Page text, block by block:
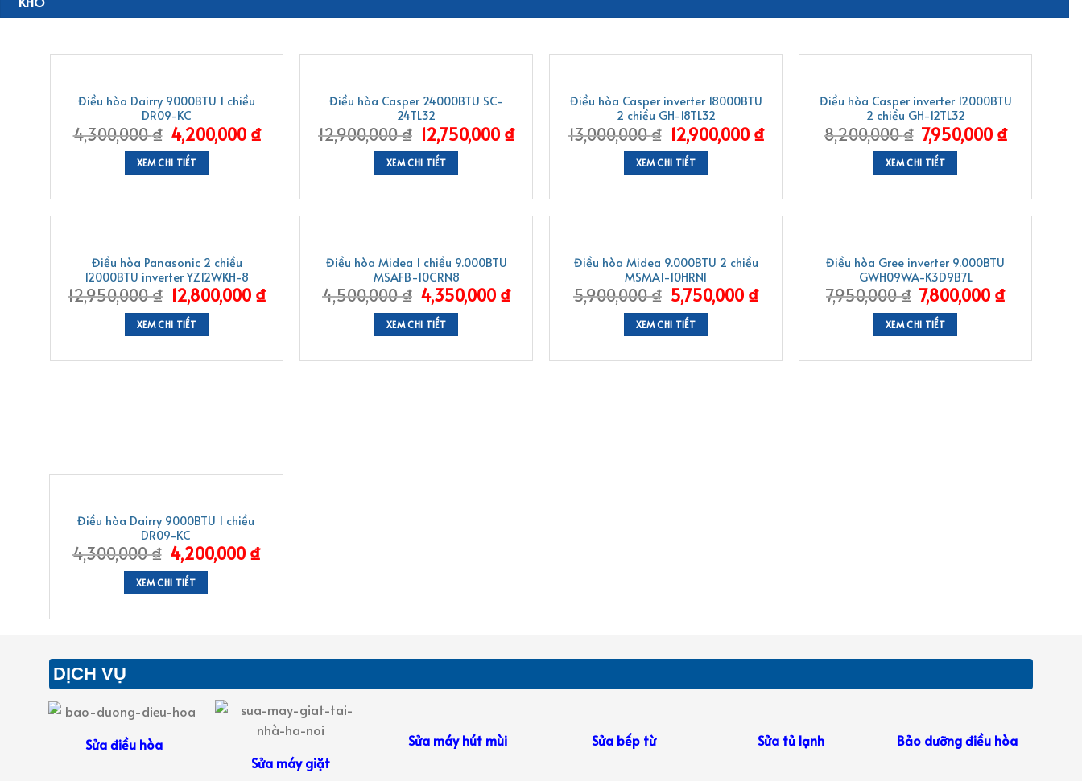
Điều hòa Dairry 9000BTU 1 chiều
DR09-KC
4,300,000₫ 4,200,000 ₫
XEM CHI TIẾT
Điều hòa Casper 24000BTU SC-
24TL32
12,900,000₫ 12,750,000 ₫
XEM CHI TIẾT
Điều hòa Casper inverter 18000BTU
2 chiều GH-18TL32
13,000,000₫ 12,900,000 ₫
XEM CHI TIẾT
Điều hòa Casper inverter 12000BTU
2 chiều GH-12TL32
8,200,000₫ 7,950,000 ₫
XEM CHI TIẾT
Điều hòa Panasonic 2 chiều
12000BTU inverter YZ12WKH-8
12,950,000₫ 12,800,000 ₫
XEM CHI TIẾT
Điều hòa Midea 1 chiều 9.000BTU
MSAFB-10CRN8
4,500,000₫ 4,350,000 ₫
XEM CHI TIẾT
Điều hòa Midea 9.000BTU 2 chiều
MSMA1-10HRN1
5,900,000₫ 5,750,000 ₫
XEM CHI TIẾT
Điều hòa Gree inverter 9.000BTU
GWH09WA-K3D9B7L
7,950,000₫ 7,800,000 ₫
XEM CHI TIẾT
Điều hòa Dairry 9000BTU 1 chiều
DR09-KC
4,300,000₫ 4,200,000 ₫
XEM CHI TIẾT
DỊCH VỤ
Sửa điều hòa
Sửa máy giặt
Sửa máy hút mùi Sửa bếp từ Sửa tủ lạnh Bảo dưỡng điều hòa